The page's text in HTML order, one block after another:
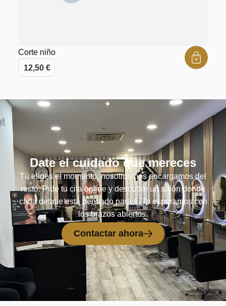
Corte niño
12,50 €
Date el cuidado que mereces
Tú eliges el momento, nosotros nos encargamos del
resto. Pide tu cita online y descubre un salón donde
cada detalle está pensado para ti. Te esperamos con
los brazos abiertos.
Contactar ahora